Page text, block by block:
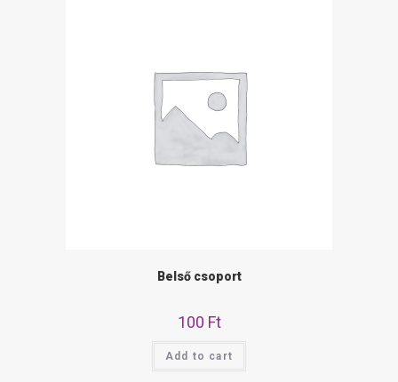
Belső csoport
100 Ft
Add to cart